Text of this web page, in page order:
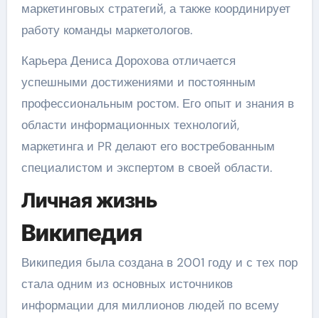
маркетинговых стратегий, а также координирует
работу команды маркетологов.
Карьера Дениса Дорохова отличается
успешными достижениями и постоянным
профессиональным ростом. Его опыт и знания в
области информационных технологий,
маркетинга и PR делают его востребованным
специалистом и экспертом в своей области.
Личная жизнь
Википедия
Википедия была создана в 2001 году и с тех пор
стала одним из основных источников
информации для миллионов людей по всему